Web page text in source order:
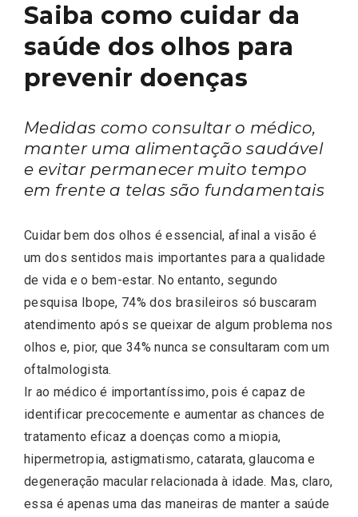
Saiba como cuidar da
saúde dos olhos para
prevenir doenças
Medidas como consultar o médico,
manter uma alimentação saudável
e evitar permanecer muito tempo
em frente a telas são fundamentais
Cuidar bem dos olhos é essencial, afinal a visão é
um dos sentidos mais importantes para a qualidade
de vida e o bem-estar. No entanto, segundo
pesquisa Ibope, 74% dos brasileiros só buscaram
atendimento após se queixar de algum problema nos
olhos e, pior, que 34% nunca se consultaram com um
oftalmologista.
Ir ao médico é importantíssimo, pois é capaz de
identificar precocemente e aumentar as chances de
tratamento eficaz a doenças como a miopia,
hipermetropia, astigmatismo, catarata, glaucoma e
degeneração macular relacionada à idade. Mas, claro,
essa é apenas uma das maneiras de manter a saúde